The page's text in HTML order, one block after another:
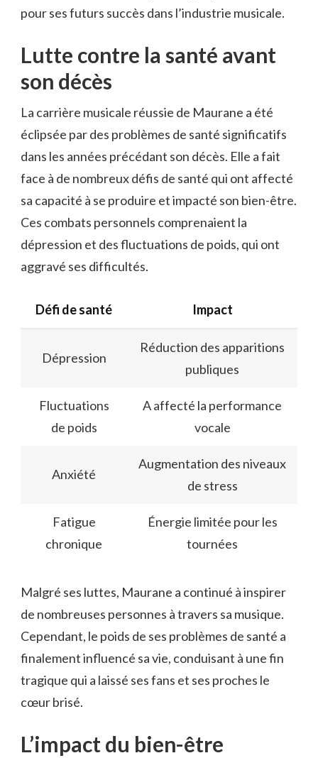
pour ses futurs succès dans l’industrie musicale.
Lutte contre la santé avant
son décès
La carrière musicale réussie de Maurane a été
éclipsée par des problèmes de santé significatifs
dans les années précédant son décès. Elle a fait
face à de nombreux défis de santé qui ont affecté
sa capacité à se produire et impacté son bien-être.
Ces combats personnels comprenaient la
dépression et des fluctuations de poids, qui ont
aggravé ses difficultés.
Défi de santé Impact
Dépression
Réduction des apparitions
publiques
Fluctuations
de poids
A affecté la performance
vocale
Anxiété
Augmentation des niveaux
de stress
Fatigue
chronique
Énergie limitée pour les
tournées
Malgré ses luttes, Maurane a continué à inspirer
de nombreuses personnes à travers sa musique.
Cependant, le poids de ses problèmes de santé a
finalement influencé sa vie, conduisant à une fin
tragique qui a laissé ses fans et ses proches le
cœur brisé.
L’impact du bien-être